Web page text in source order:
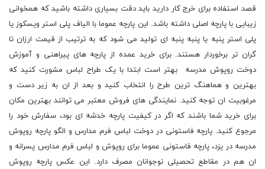
قصد استفاده برای خرج کار دارید باید دقت بسیاری داشته باشید که همخوانی
زیبایی با پارچه اصلی داشته باشد. این پارچه عموما با الیاف پلی استر ویسکوز یا
پلی استر پنبه یا پنبه پنبه اى تولید می شود که به ترتیب از قیمت ارزان تا
گران تر برخوردار هستند. برای خرید عمده از پارچه های پیراهنی و آموزش
دوخت روپوش مدرسه بهتر است ابتدا با یک طراح لباس مشورت کنید که
بهترین و هماهنگ ترین طرح را انتخاب کنید و بعد از ان به زیر دست و
مرغوبیت ان توجه کنید. نمایندگی های فروش معتبر می توانند بهترین مکان
برای خرید شما باشند که اگر در کیفیت پارچه خدشه ای بود، سفارش خود را
مرجوع کنید. پارچه فاستونی در دوخت لباس فرم مدارس و الگو پارچه روپوش
مدرسه در یزد، پارچه فاستونی عموما برای روپوش و لباس فرم مدارس پسرانه و
ان هم در مقاطع تحصیلی نوجوانان مصرف دارد. این عکس پارچه روپوش